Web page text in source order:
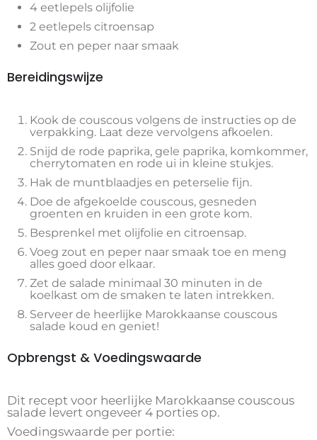
4 eetlepels olijfolie
2 eetlepels citroensap
Zout en peper naar smaak
Bereidingswijze
Kook de couscous volgens de instructies op de
verpakking. Laat deze vervolgens afkoelen.
Snijd de rode paprika, gele paprika, komkommer,
cherrytomaten en rode ui in kleine stukjes.
Hak de muntblaadjes en peterselie fijn.
Doe de afgekoelde couscous, gesneden
groenten en kruiden in een grote kom.
Besprenkel met olijfolie en citroensap.
Voeg zout en peper naar smaak toe en meng
alles goed door elkaar.
Zet de salade minimaal 30 minuten in de
koelkast om de smaken te laten intrekken.
Serveer de heerlijke Marokkaanse couscous
salade koud en geniet!
Opbrengst & Voedingswaarde
Dit recept voor heerlijke Marokkaanse couscous
salade levert ongeveer 4 porties op.
Voedingswaarde per portie: